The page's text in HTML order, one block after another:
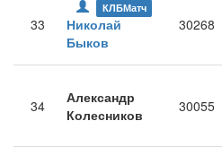
33
КЛБМатч
Николай
Быков
30268
34
Александр
Колесников
30055